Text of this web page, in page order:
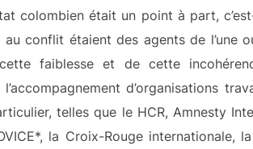
colombien était un point à part, c’est-
conflit étaient des agents de l’une
faiblesse et de cette
d’organisations
telles que le HCR, Amnesty
la Croix-Rouge internationale,